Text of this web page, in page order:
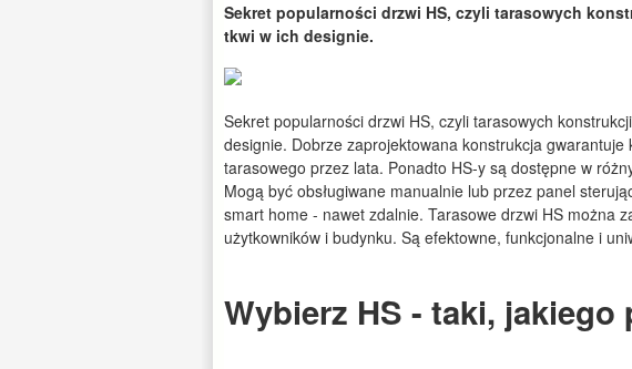
Sekret popularności drzwi HS, czyli tarasowych
tkwi w ich designie.
Sekret popularności drzwi HS, czyli tarasowych
designie. Dobrze zaprojektowana konstrukcja gwarantuje
tarasowego przez lata. Ponadto HS-y są dostępne w
Mogą być obsługiwane manualnie lub przez panel
smart home - nawet zdalnie. Tarasowe drzwi HS można
użytkowników i budynku. Są efektowne, funkcjonalne i
Wybierz HS - taki, jakiego